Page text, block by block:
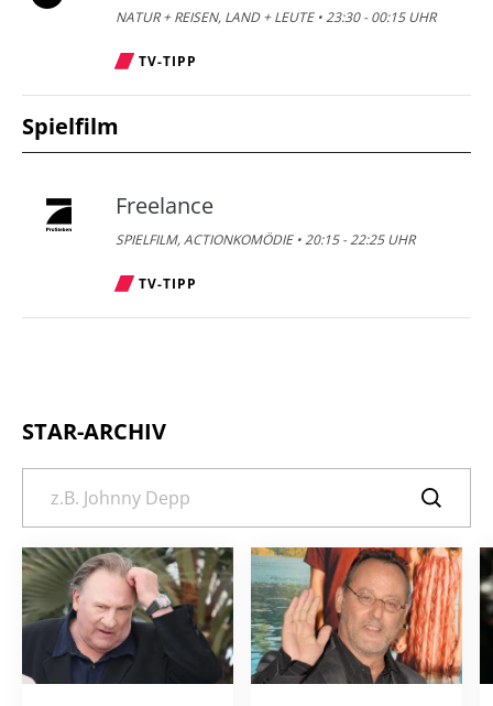
NATUR + REISEN, LAND + LEUTE • 23:30 - 00:15 UHR
TV-TIPP
Spielfilm
Freelance
SPIELFILM, ACTIONKOMÖDIE • 20:15 - 22:25 UHR
TV-TIPP
STAR-ARCHIV